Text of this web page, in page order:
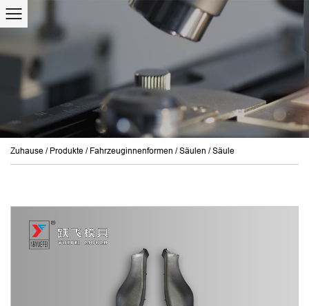
Zuhause / Produkte / Fahrzeuginnenformen /Säulen /Säule